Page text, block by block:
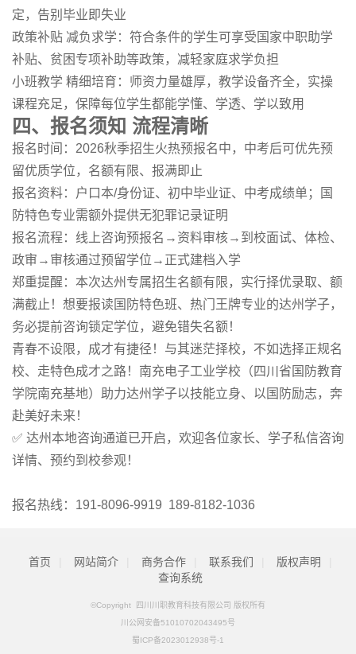
定，告别毕业即失业
政策补贴 减负求学：符合条件的学生可享受国家中职助学
补贴、贫困专项补助等政策，减轻家庭求学负担
小班教学 精细培育：师资力量雄厚，教学设备齐全，实操
课程充足，保障每位学生都能学懂、学透、学以致用
四、报名须知 流程清晰
报名时间：2026秋季招生火热预报名中，中考后可优先预
留优质学位，名额有限、报满即止
报名资料：户口本/身份证、初中毕业证、中考成绩单；国
防特色专业需额外提供无犯罪记录证明
报名流程：线上咨询预报名→资料审核→到校面试、体检、
政审→审核通过预留学位→正式建档入学
郑重提醒：本次达州专属招生名额有限，实行择优录取、额
满截止！想要报读国防特色班、热门王牌专业的达州学子，
务必提前咨询锁定学位，避免错失名额！
青春不设限，成才有捷径！与其迷茫择校，不如选择正规名
校、走特色成才之路！南充电子工业学校（四川省国防教育
学院南充基地）助力达州学子以技能立身、以国防励志，奔
赴美好未来！
✅ 达州本地咨询通道已开启，欢迎各位家长、学子私信咨询
详情、预约到校参观！
报名热线：191-8096-9919 189-8182-1036
首页 网站简介 商务合作 联系我们 版权声明
查询系统
©Copyright 四川川职教育科技有限公司 版权所有
川公网安备51010702043495号
蜀ICP备2023012938号-1